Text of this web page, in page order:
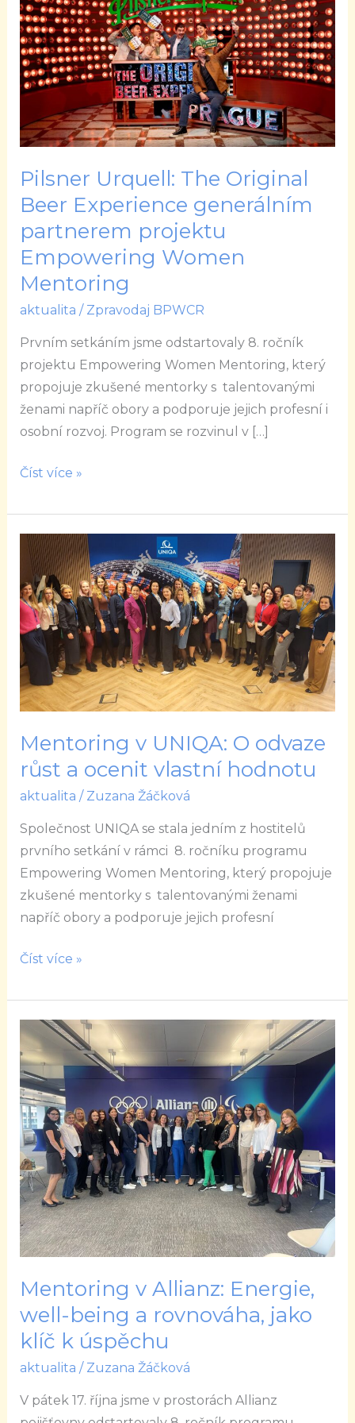
Pilsner Urquell: The Original
Beer Experience generálním
partnerem projektu
Empowering Women
Mentoring
aktualita / Zpravodaj BPWCR
Prvním setkáním jsme odstartovaly 8. ročník
projektu Empowering Women Mentoring, který
propojuje zkušené mentorky s talentovanými
ženami napříč obory a podporuje jejich profesní i
osobní rozvoj. Program se rozvinul v […]
Original
Beer
Experience
generálním
partnerem
projektu
Empowering
Women
Mentoring
Číst více »
Mentoring v UNIQA: O odvaze
růst a ocenit vlastní hodnotu
aktualita / Zuzana Žáčková
Společnost UNIQA se stala jedním z hostitelů
prvního setkání v rámci 8. ročníku programu
Empowering Women Mentoring, který propojuje
zkušené mentorky s talentovanými ženami
napříč obory a podporuje jejich profesní
Mentoring
UNIQA:
O
odvaze
růst
ocenit
hodnotu
Číst více »
Mentoring v Allianz: Energie,
well-being a rovnováha, jako
klíč k úspěchu
aktualita / Zuzana Žáčková
V pátek 17. října jsme v prostorách Allianz
Mentoring
v
Allianz:
Energie,
well-
being
a
rovnováha,
jako
klíč
k